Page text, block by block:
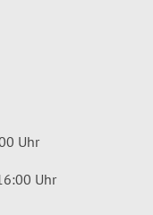
Uhr
Uhr